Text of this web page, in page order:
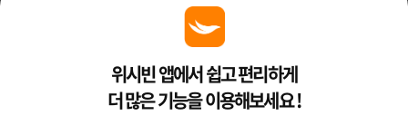
Venture Enterprise위시빈 앱에서 쉽고 편리하게
더 많은 기능을 이용해보세요 !